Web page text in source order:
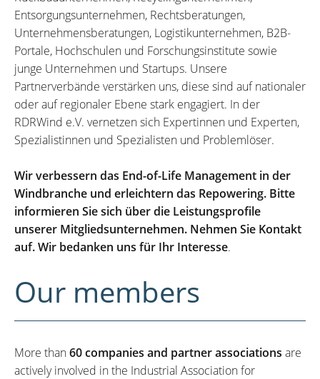
Entsorgungsunternehmen, Rechtsberatungen,
Unternehmensberatungen, Logistikunternehmen, B2B-
Portale, Hochschulen und Forschungsinstitute sowie
junge Unternehmen und Startups. Unsere
Partnerverbände verstärken uns, diese sind auf nationaler
oder auf regionaler Ebene stark engagiert. In der
RDRWind e.V. vernetzen sich Expertinnen und Experten,
Spezialistinnen und Spezialisten und Problemlöser.
Wir verbessern das End-of-Life Management in der
Windbranche und erleichtern das Repowering. Bitte
informieren Sie sich über die Leistungsprofile
unserer Mitgliedsunternehmen. Nehmen Sie Kontakt
auf. Wir bedanken uns für Ihr Interesse.
Our members
More than60 companies and partner associations are
actively involved in the Industrial Association for